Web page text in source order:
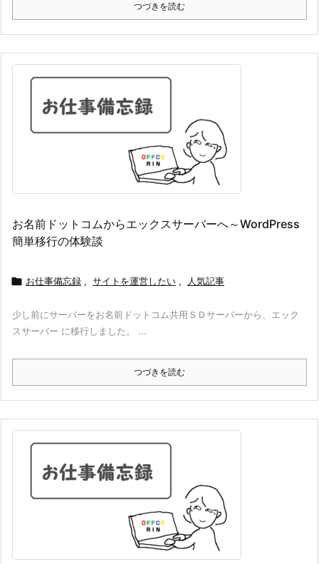
つづきを読む
お名前ドットコムからエックスサーバーへ～WordPress
簡単移行の体験談
 お仕事備忘録 , サイトを運営したい , 人気記事
少し前にサーバーをお名前ドットコム共用ＳＤサーバーから、エック
スサーバー に移行しました。 ...
つづきを読む